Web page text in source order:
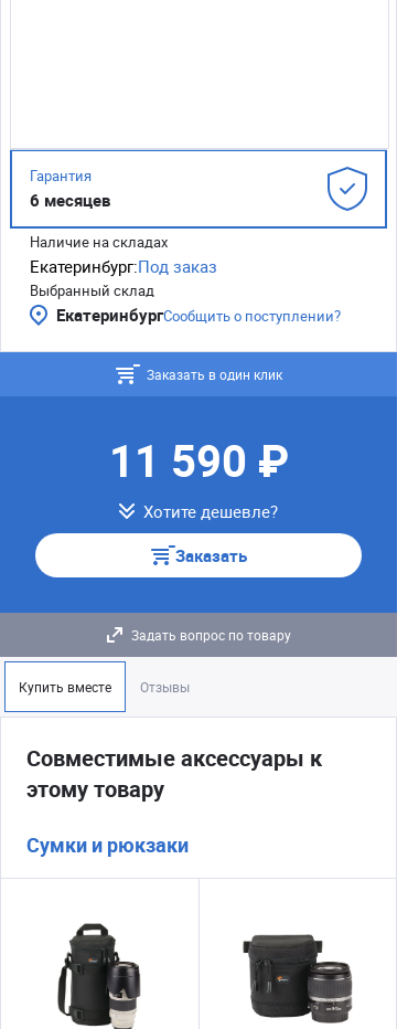
Гарантия
6 месяцев
Наличие на складах
Екатеринбург:Под заказ
Выбранный склад
ЕкатеринбургСообщить о поступлении?
Заказать в один клик
11 590 ₽
Хотите дешевле?
Заказать
Задать вопрос по товару
Купить вместе Отзывы
Совместимые аксессуары к
этому товару
Сумки и рюкзаки